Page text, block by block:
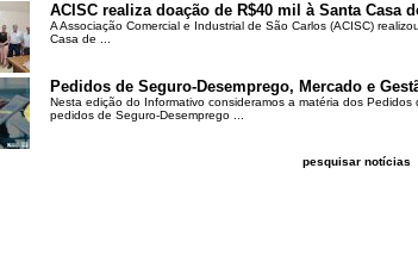
ACISC realiza doação de R$40 mil à Santa Casa
A Associação Comercial e Industrial de São Carlos (ACISC)
Casa de ...
Pedidos de Seguro-Desemprego, Mercado e
Nesta edição do Informativo consideramos a matéria dos
pedidos de Seguro-Desemprego ...
pesquisar notícias